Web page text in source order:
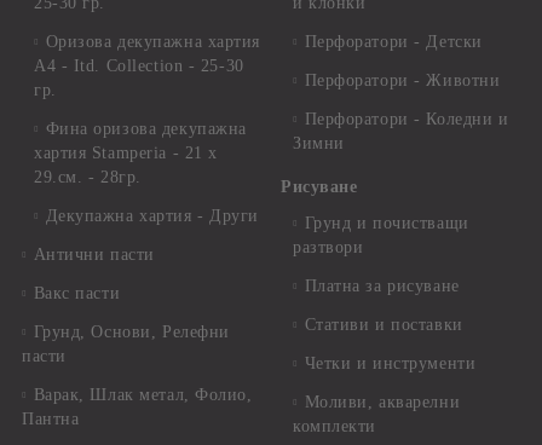
Оризова декупажна хартия
А4 - Itd. Collection - 25-30
гр.
Фина оризова декупажна
хартия Stamperia - 21 х
29.см. - 28гр.
Декупажна хартия - Други
Антични пасти
Вакс пасти
Грунд, Основи, Релефни
пасти
Варак, Шлак метал, Фолио,
Пантна
Перфоратори - Детски
Перфоратори - Животни
Перфоратори - Коледни и
Зимни
Рисуване
Грунд и почистващи
разтвори
Платна за рисуване
Стативи и поставки
Четки и инструменти
Моливи, акварелни
комплекти